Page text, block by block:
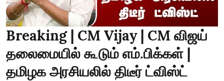
Breaking | CM Vijay | CM விஜய்
தலைமையில் கூடும் எம்.பிக்கள் |
தமிழக அரசியலில் திடீர் ட்விஸ்ட்